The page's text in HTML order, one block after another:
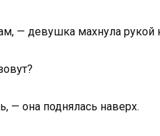
— девушка махнула рукой
— она поднялась наверх.